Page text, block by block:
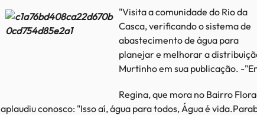
"Visita a comunidade do Rio da
Casca, verificando o sistema de
abastecimento de água para
planejar e melhorar a
Murtinho em sua publicação. -
Regina, que mora no Bairro
aplaudiu conosco: "Isso aí, água para todos, Água é